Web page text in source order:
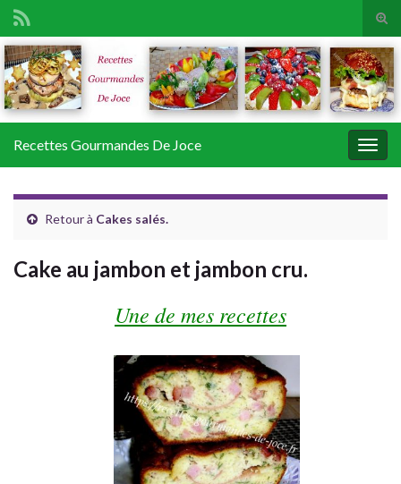
Search for:
Recettes Gourmandes De Joce
Retour à Cakes salés.
Cake au jambon et jambon cru.
Une de mes recettes